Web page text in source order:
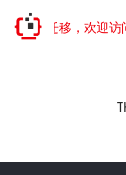
地址已迁移，欢迎访